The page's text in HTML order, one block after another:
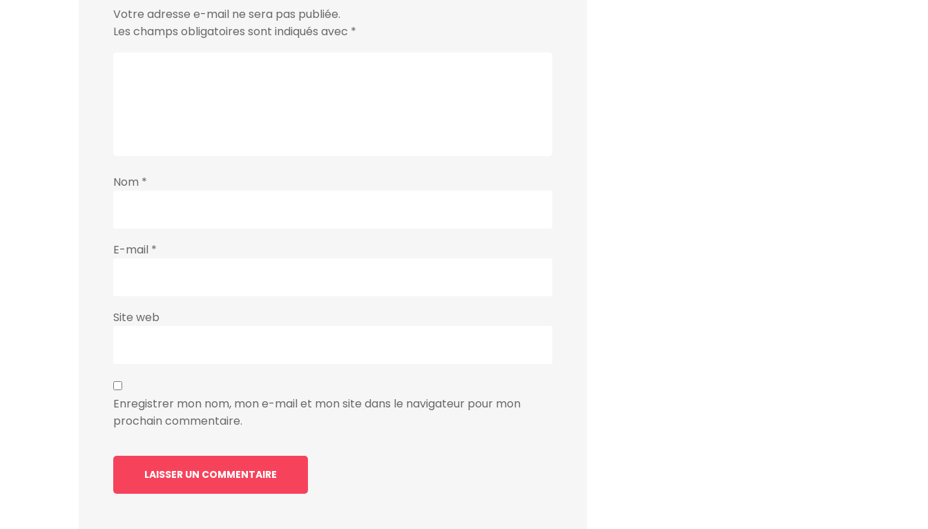
Votre adresse e-mail ne sera pas publiée.
Les champs obligatoires sont indiqués avec *
Nom *
E-mail *
Site web
Enregistrer mon nom, mon e-mail et mon site dans le navigateur pour mon
prochain commentaire.